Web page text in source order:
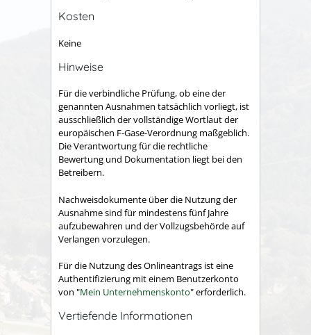
Kosten
Keine
Hinweise
Für die verbindliche Prüfung, ob eine der
genannten Ausnahmen tatsächlich vorliegt, ist
ausschließlich der vollständige Wortlaut der
europäischen F-Gase-Verordnung maßgeblich.
Die Verantwortung für die rechtliche
Bewertung und Dokumentation liegt bei den
Betreibern.
Nachweisdokumente über die Nutzung der
Ausnahme sind für mindestens fünf Jahre
aufzubewahren und der Vollzugsbehörde auf
Verlangen vorzulegen.
Für die Nutzung des Onlineantrags ist eine
Authentifizierung mit einem Benutzerkonto
von "Mein Unternehmenskonto" erforderlich.
Vertiefende Informationen